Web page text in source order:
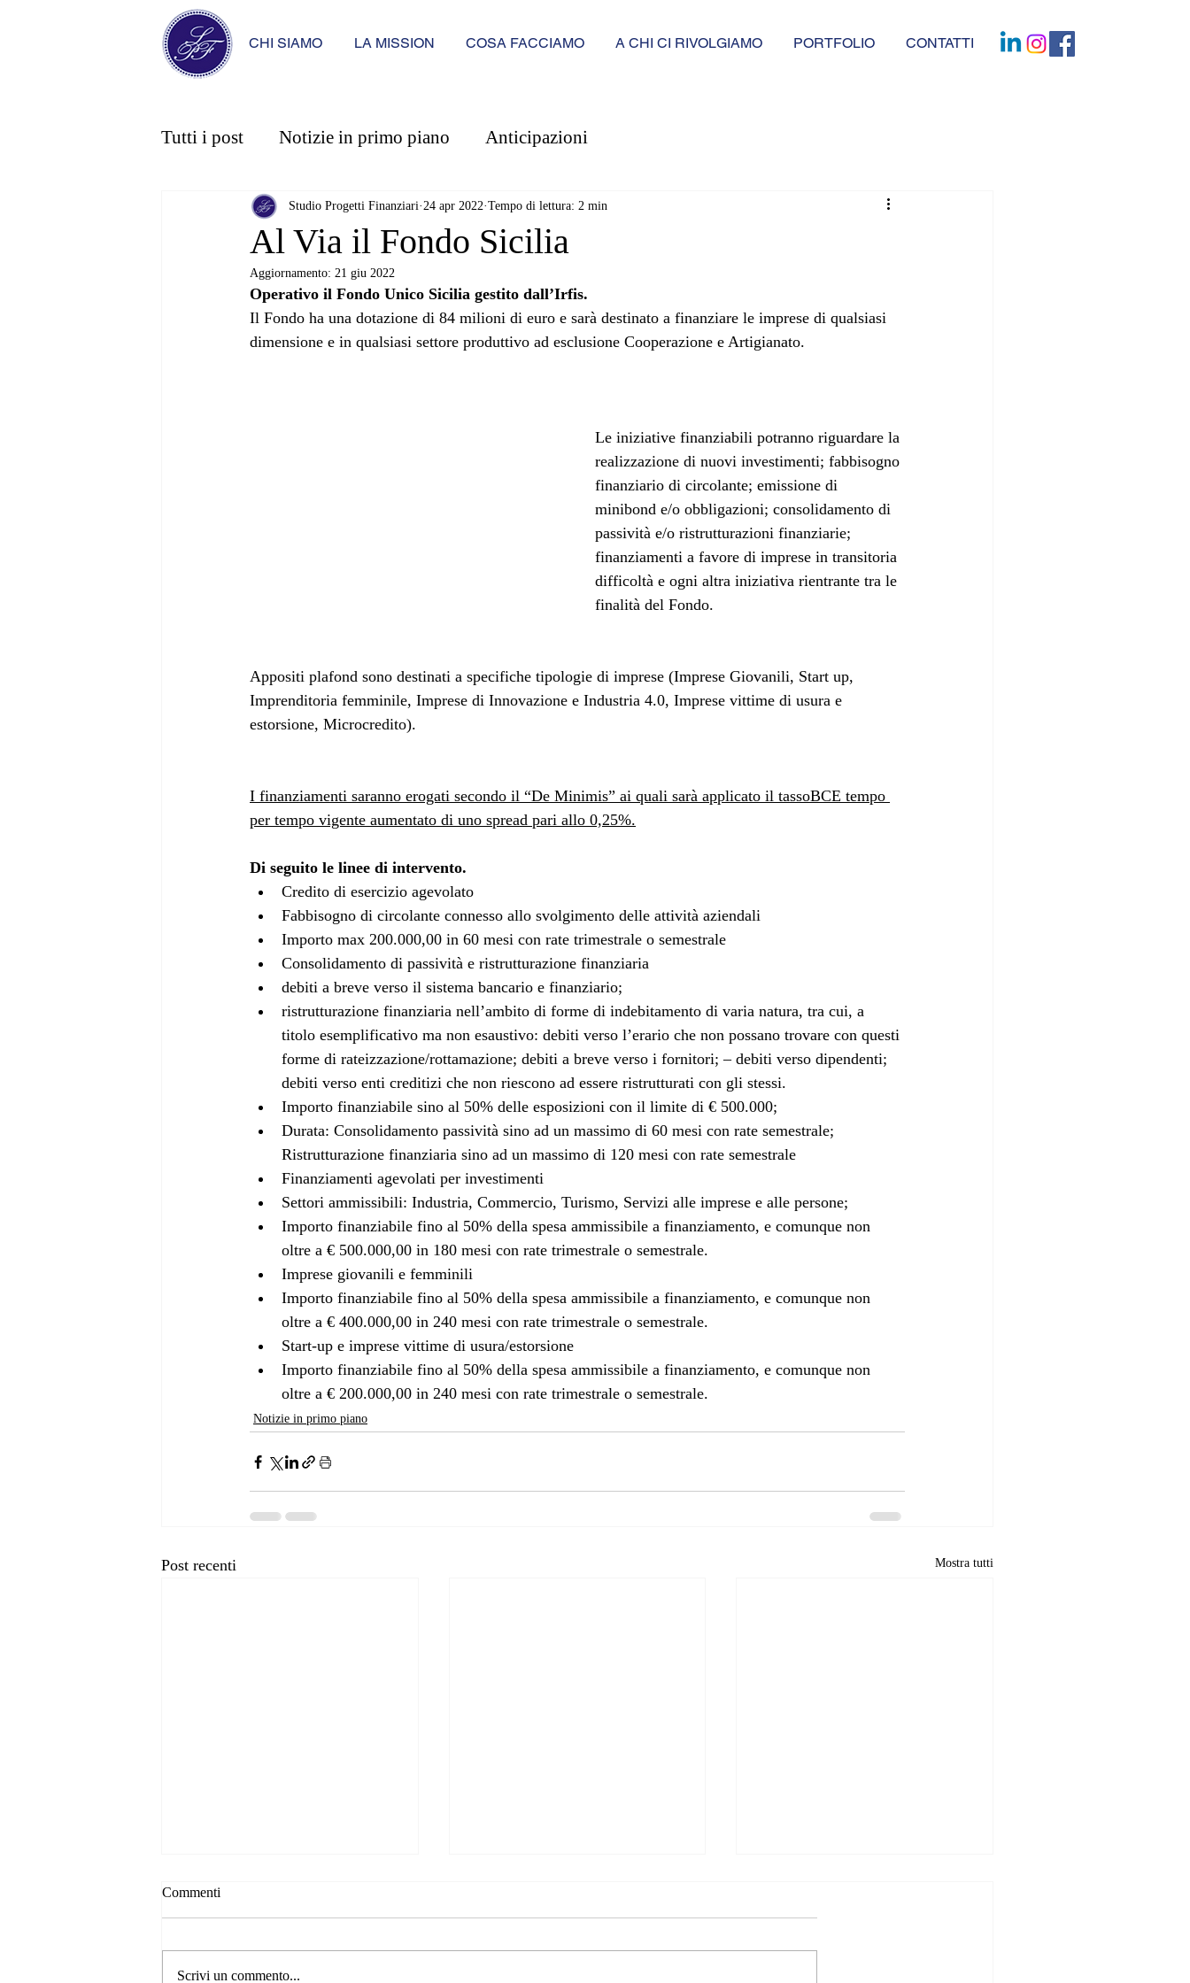
CHI SIAMO LA MISSION COSA FACCIAMO A CHI CI RIVOLGIAMO PORTFOLIO CONTATTI
Tutti i post Notizie in primo piano Anticipazioni
Al Via il Fondo Sicilia
Studio Progetti Finanziari 24 apr 2022 Tempo di lettura: 2 min
Aggiornamento: 21 giu 2022
Operativo il Fondo Unico Sicilia gestito dall’Irfis.
Il Fondo ha una dotazione di 84 milioni di euro e sarà destinato a finanziare le imprese di qualsiasi
dimensione e in qualsiasi settore produttivo ad esclusione Cooperazione e Artigianato.
Le iniziative finanziabili potranno riguardare la
realizzazione di nuovi investimenti; fabbisogno
finanziario di circolante; emissione di
minibond e/o obbligazioni; consolidamento di
passività e/o ristrutturazioni finanziarie;
finanziamenti a favore di imprese in transitoria
difficoltà e ogni altra iniziativa rientrante tra le
finalità del Fondo.
Appositi plafond sono destinati a specifiche tipologie di imprese (Imprese Giovanili, Start up,
Imprenditoria femminile, Imprese di Innovazione e Industria 4.0, Imprese vittime di usura e
estorsione, Microcredito).
I finanziamenti saranno erogati secondo il “De Minimis” ai quali sarà applicato il tassoBCE tempo
per tempo vigente aumentato di uno spread pari allo 0,25%.
Di seguito le linee di intervento.
Credito di esercizio agevolato
Fabbisogno di circolante connesso allo svolgimento delle attività aziendali
Importo max 200.000,00 in 60 mesi con rate trimestrale o semestrale
Consolidamento di passività e ristrutturazione finanziaria
debiti a breve verso il sistema bancario e finanziario;
ristrutturazione finanziaria nell’ambito di forme di indebitamento di varia natura, tra cui, a
titolo esemplificativo ma non esaustivo: debiti verso l’erario che non possano trovare con questi
forme di rateizzazione/rottamazione; debiti a breve verso i fornitori; – debiti verso dipendenti;
debiti verso enti creditizi che non riescono ad essere ristrutturati con gli stessi.
Importo finanziabile sino al 50% delle esposizioni con il limite di € 500.000;
Durata: Consolidamento passività sino ad un massimo di 60 mesi con rate semestrale;
Ristrutturazione finanziaria sino ad un massimo di 120 mesi con rate semestrale
Finanziamenti agevolati per investimenti
Settori ammissibili: Industria, Commercio, Turismo, Servizi alle imprese e alle persone;
Importo finanziabile fino al 50% della spesa ammissibile a finanziamento, e comunque non
oltre a € 500.000,00 in 180 mesi con rate trimestrale o semestrale.
Imprese giovanili e femminili
Importo finanziabile fino al 50% della spesa ammissibile a finanziamento, e comunque non
oltre a € 400.000,00 in 240 mesi con rate trimestrale o semestrale.
Start-up e imprese vittime di usura/estorsione
Importo finanziabile fino al 50% della spesa ammissibile a finanziamento, e comunque non
oltre a € 200.000,00 in 240 mesi con rate trimestrale o semestrale.
Notizie in primo piano
Post recenti Mostra tutti
Commenti
Scrivi un commento...